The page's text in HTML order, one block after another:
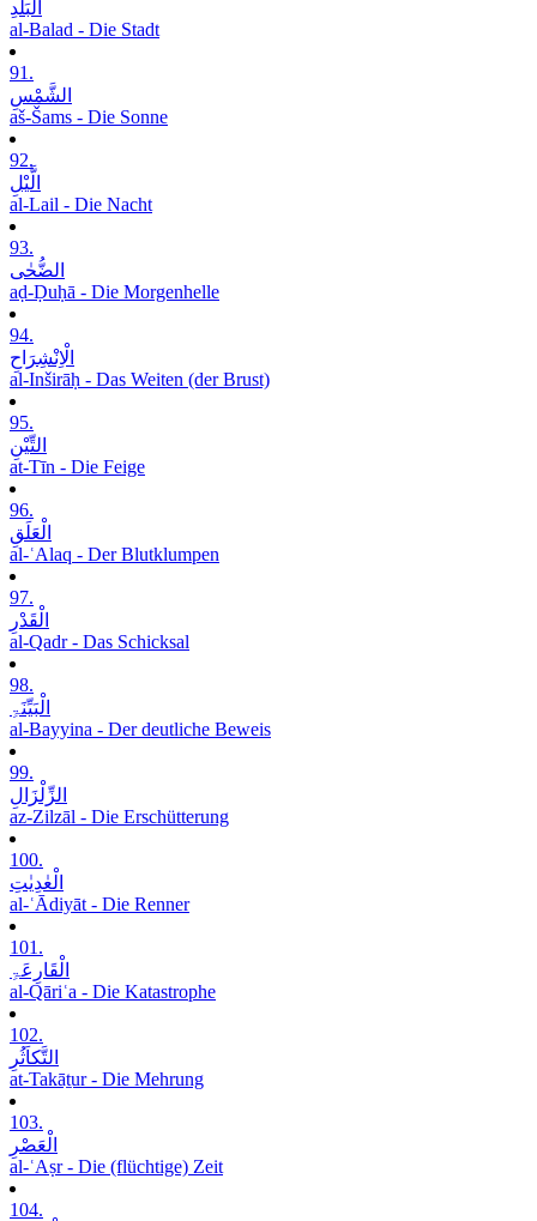
الْبَلَدِ
al-Balad - Die Stadt
91.
الشَّمْسِ
aš-Šams - Die Sonne
92.
الَّیْلِ
al-Lail - Die Nacht
93.
الضُّحٰی
aḍ-Ḍuḥā - Die Morgenhelle
94.
الْاِنْشِرَاحِ
al-Inširāḥ - Das Weiten (der Brust)
95.
التِّیْنِ
at-Tīn - Die Feige
96.
الْعَلَقِ
al-ʿAlaq - Der Blutklumpen
97.
الْقَدْرِ
al-Qadr - Das Schicksal
98.
الْبَیِّنَۃِ
al-Bayyina - Der deutliche Beweis
99.
الزِّلْزَالِ
az-Zilzāl - Die Erschütterung
100.
الْعٰدِیٰتِ
al-ʿĀdiyāt - Die Renner
101.
الْقَارِعَۃِ
al-Qāriʿa - Die Katastrophe
102.
التَّکاَثُرِ
at-Takāṯur - Die Mehrung
103.
الْعَصْرِ
al-ʿAṣr - Die (flüchtige) Zeit
104.